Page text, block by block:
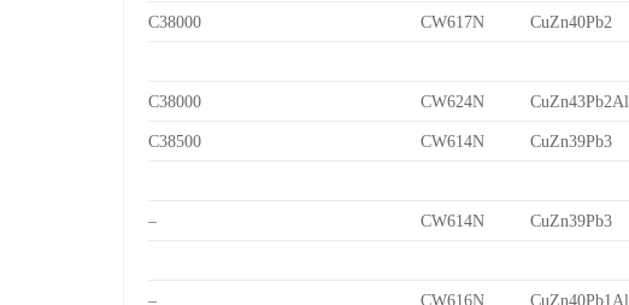
C38000 CW617N CuZn40Pb2
C38000 CW624N CuZn43Pb2Al
C38500 CW614N CuZn39Pb3
– CW614N CuZn39Pb3
– CW616N CuZn40Pb1Al